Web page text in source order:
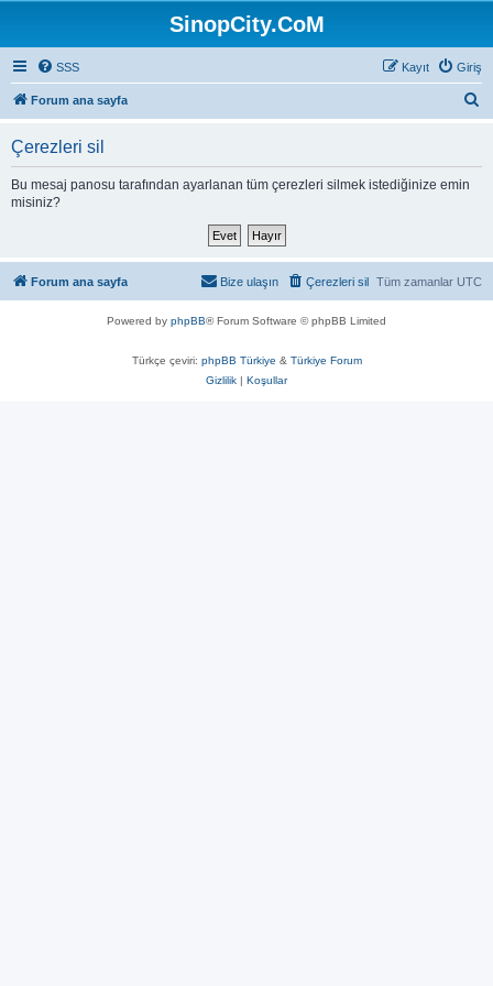
SinopCity.CoM
SSS Giriş
Kayıt
Forum ana sayfa
Çerezleri sil
Bu mesaj panosu tarafından ayarlanan tüm çerezleri silmek istediğinize emin
misiniz?
Forum ana sayfa Tüm zamanlar UTC
Çerezleri sil
Bize ulaşın
Powered by phpBB® Forum Software © phpBB Limited
Türkçe çeviri: phpBB Türkiye & Türkiye Forum
Gizlilik | Koşullar